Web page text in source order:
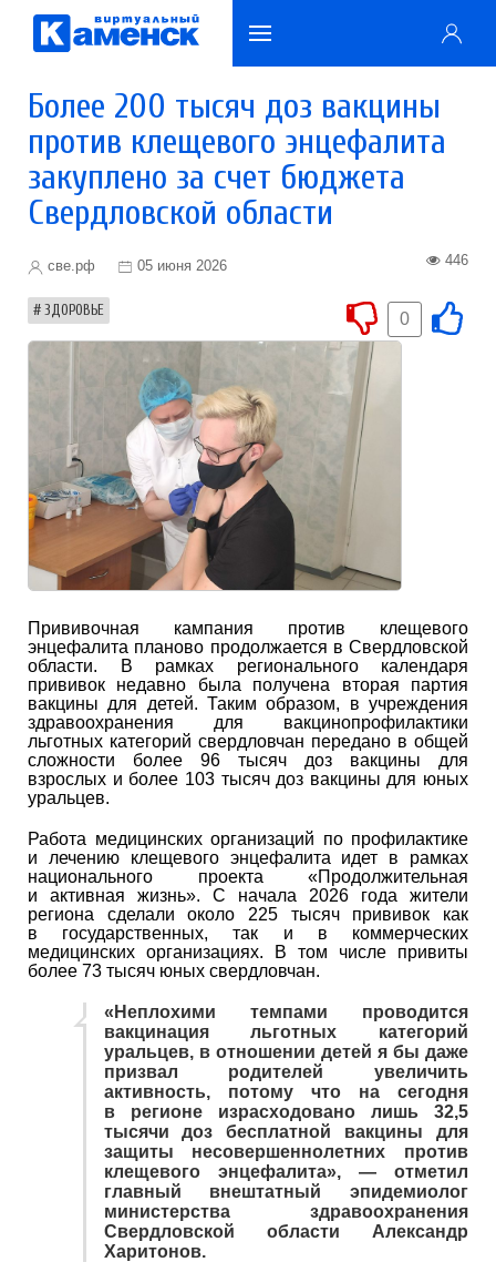
Более 200 тысяч доз вакцины
против клещевого энцефалита
закуплено за счет бюджета
Свердловской области
све.рф 05 июня 2026 446
ЗДОРОВЬЕ 0
Прививочная кампания против клещевого
энцефалита планово продолжается в Свердловской
области. В рамках регионального календаря
прививок недавно была получена вторая партия
вакцины для детей. Таким образом, в учреждения
здравоохранения для вакцинопрофилактики
льготных категорий свердловчан передано в общей
сложности более 96 тысяч доз вакцины для
взрослых и более 103 тысяч доз вакцины для юных
уральцев.
Работа медицинских организаций по профилактике
и лечению клещевого энцефалита идет в рамках
национального проекта «Продолжительная
и активная жизнь». С начала 2026 года жители
региона сделали около 225 тысяч прививок как
в государственных, так и в коммерческих
медицинских организациях. В том числе привиты
более 73 тысяч юных свердловчан.
«Неплохими темпами проводится
вакцинация льготных категорий
уральцев, в отношении детей я бы даже
призвал родителей увеличить
активность, потому что на сегодня
в регионе израсходовано лишь 32,5
тысячи доз бесплатной вакцины для
защиты несовершеннолетних против
клещевого энцефалита», — отметил
главный внештатный эпидемиолог
министерства здравоохранения
Свердловской области Александр
Харитонов.